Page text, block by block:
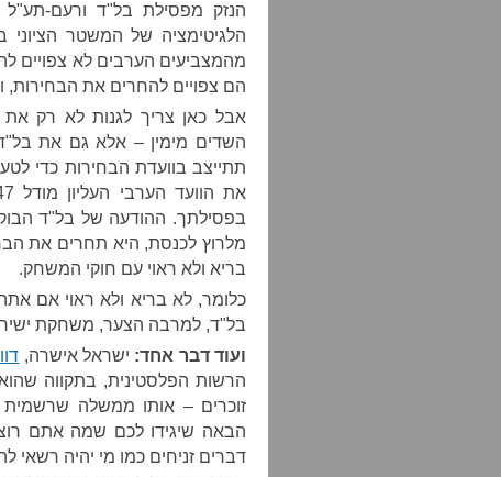
הנזק מפסילת בל"ד ורעם-
מהמצביעים הערבים לא צפויים
הם צפויים להחרים את הבחירות,
אבל כאן צריך לגנות לא רק את
השדים מימין – אלא גם את
תתייצב בוועדת הבחירות כדי
בפסילתך. ההודעה של בל"ד
מלרוץ לכנסת, היא תחרים את
בריא ולא ראוי עם חוקי המשחק.
כלומר, לא בריא ולא ראוי אם
בל"ד, למרבה הצער, משחקת
ועוד דבר אחד: ישראל אישרה,
הרשות הפלסטינית, בתקווה
זוכרים – אותו ממשלה
הבאה שיגידו לכם שמה אתם
דברים זניחים כמו מי יהיה רשאי